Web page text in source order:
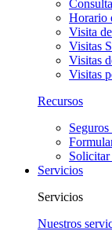
Horario
Visita
Visitas
Visitas
Visitas
Recursos
Seguros
Solicitar
Servicios
Servicios
Nuestros